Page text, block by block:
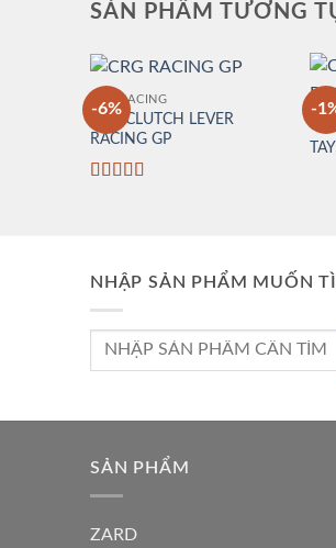
SẢN PHẨM TƯƠNG
-6%
CRG RACING
CRG CLUTCH LEVER
RACING GP
-
NHẬP SẢN PHẨM MUỐN
Tìm
SẢN PHẨM
ZARD